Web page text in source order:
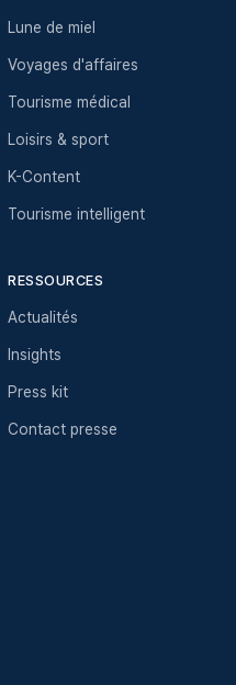
Lune de miel
Voyages d'affaires
Tourisme médical
Loisirs & sport
K-Content
Tourisme intelligent
RESSOURCES
Actualités
Insights
Press kit
Contact presse